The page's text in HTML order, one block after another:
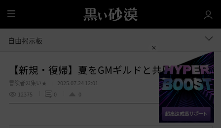
全
体
自由掲示板
【新規・復帰】夏をGMギルドと共に！掲示板
冒険者の集い★
2025.07.24 12:01
12375
0 0
お 共有する